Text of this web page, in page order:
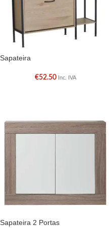
Sapateira
€52.50 Inc. IVA
Sapateira 2 Portas